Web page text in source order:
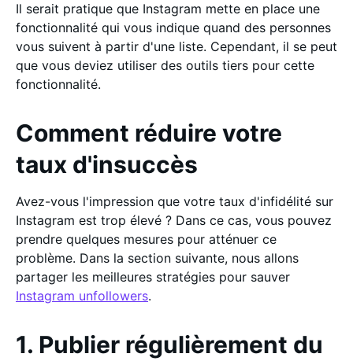
Il serait pratique que Instagram mette en place une
fonctionnalité qui vous indique quand des personnes
vous suivent à partir d'une liste. Cependant, il se peut
que vous deviez utiliser des outils tiers pour cette
fonctionnalité.
Comment réduire votre
taux d'insuccès
Avez-vous l'impression que votre taux d'infidélité sur
Instagram est trop élevé ? Dans ce cas, vous pouvez
prendre quelques mesures pour atténuer ce
problème. Dans la section suivante, nous allons
partager les meilleures stratégies pour sauver
Instagram unfollowers.
1. Publier régulièrement du